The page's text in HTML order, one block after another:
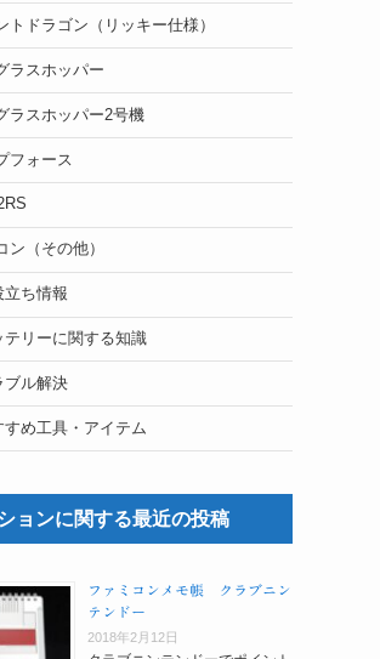
トドラゴン（リッキー仕様）
ラスホッパー
ラスホッパー2号機
フォース
ン（その他）
立ち情報
テリーに関する知識
ブル解決
すめ工具・アイテム
ョンに関する最近の投稿
ファミコンメモ帳 クラブニン
テンドー
2018年2月12日